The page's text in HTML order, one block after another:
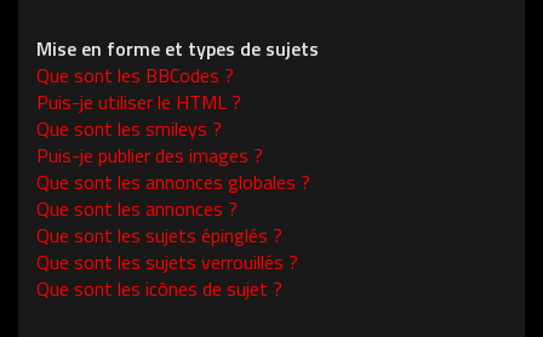
Mise en forme et types de sujets
Que sont les BBCodes ?
Puis-je utiliser le HTML ?
Que sont les smileys ?
Puis-je publier des images ?
Que sont les annonces globales ?
Que sont les annonces ?
Que sont les sujets épinglés ?
Que sont les sujets verrouillés ?
Que sont les icônes de sujet ?